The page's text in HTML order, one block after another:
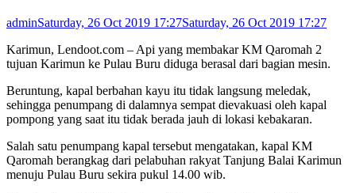
adminSaturday, 26 Oct 2019 17:27Saturday, 26 Oct 2019 17:27
Karimun, Lendoot.com – Api yang membakar KM Qaromah 2
tujuan Karimun ke Pulau Buru diduga berasal dari bagian mesin.
Beruntung, kapal berbahan kayu itu tidak langsung meledak,
sehingga penumpang di dalamnya sempat dievakuasi oleh kapal
pompong yang saat itu tidak berada jauh di lokasi kebakaran.
Salah satu penumpang kapal tersebut mengatakan, kapal KM
Qaromah berangkag dari pelabuhan rakyat Tanjung Balai Karimun
menuju Pulau Buru sekira pukul 14.00 wib.